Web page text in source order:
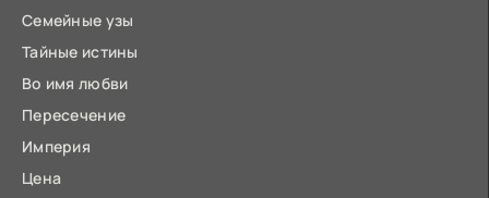
Семейные узы
Тайные истины
Во имя любви
Пересечение
Империя
Цена